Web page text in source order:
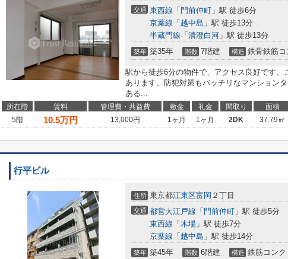
交通 東西線 「 門前仲町 」駅 徒歩6分
京葉線 「 越中島 」駅 徒歩13分
半蔵門線 「 清澄白河 」駅 徒歩13分
築年 築35年 階数 7階建 構造 鉄骨鉄筋コ
駅から徒歩6分の物件で、アクセス良好です。
あります。防犯対策もバッチリなマンション
ある...
所在階 賃料 管理費・共益費 敷金 礼金 間取り 面積
5階
10.5万円 13,000円 1ヶ月 1ヶ月 2DK 37.79㎡
行平ビル
住所 東京都江東区富岡 ２丁目
交通 都営大江戸線 「 門前仲町 」駅 徒歩5分
東西線 「 木場 」駅 徒歩7分
京葉線 「 越中島 」駅 徒歩14分
築年 築45年 階数 6階建 構造 鉄筋コンク